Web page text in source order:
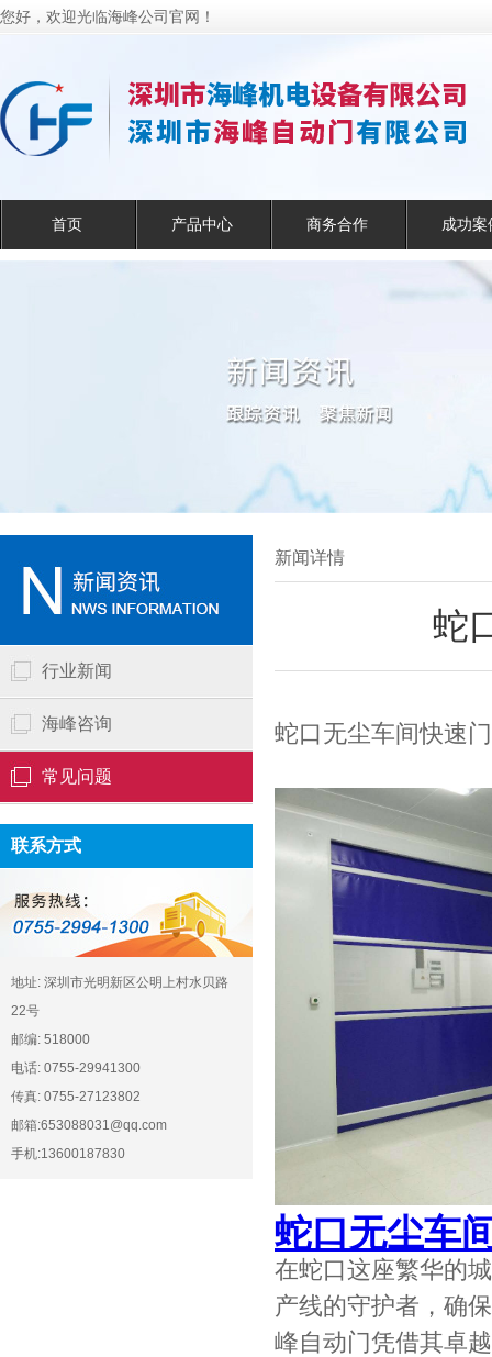
您好，欢迎光临海峰公司官网！
首页 产品中心 商务合作 成功案
行业新闻
海峰咨询
常见问题
联系方式
地址: 深圳市光明新区公明上村水贝路
22号
邮编: 518000
电话: 0755-29941300
传真: 0755-27123802
邮箱:653088031@qq.com
手机:13600187830
新闻详情
蛇
蛇口无尘车间快速
蛇口无尘车
在蛇口这座繁华的
产线的守护者，确
峰自动门凭借其卓